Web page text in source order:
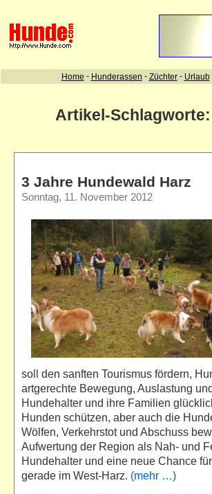
Artikel-
3 Jahre Hundewald Harz
Sonntag, 11. November 2012
soll den sanften Tourismus fördern,
artgerechte Bewegung, Auslastung
Hundehalter und ihre Familien
Hunden schützen, aber auch die
Wölfen, Verkehrstot und Abschuss
Aufwertung der Region als Nah- und
Hundehalter und eine neue Chance
gerade im West-Harz. (mehr …)